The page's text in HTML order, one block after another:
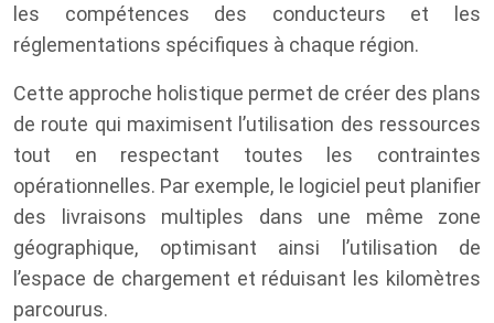
les compétences des conducteurs et les
réglementations spécifiques à chaque région.
Cette approche holistique permet de créer des plans
de route qui maximisent l’utilisation des ressources
tout en respectant toutes les contraintes
opérationnelles. Par exemple, le logiciel peut planifier
des livraisons multiples dans une même zone
géographique, optimisant ainsi l’utilisation de
l’espace de chargement et réduisant les kilomètres
parcourus.